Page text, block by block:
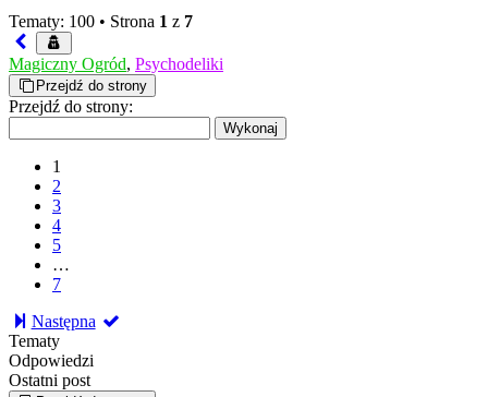
Tematy: 100 • Strona 1 z 7
Magiczny Ogród, Psychodeliki
Przejdź do strony
Przejdź do strony:
1
2
3
4
5
…
7
Następna
Tematy
Odpowiedzi
Ostatni post